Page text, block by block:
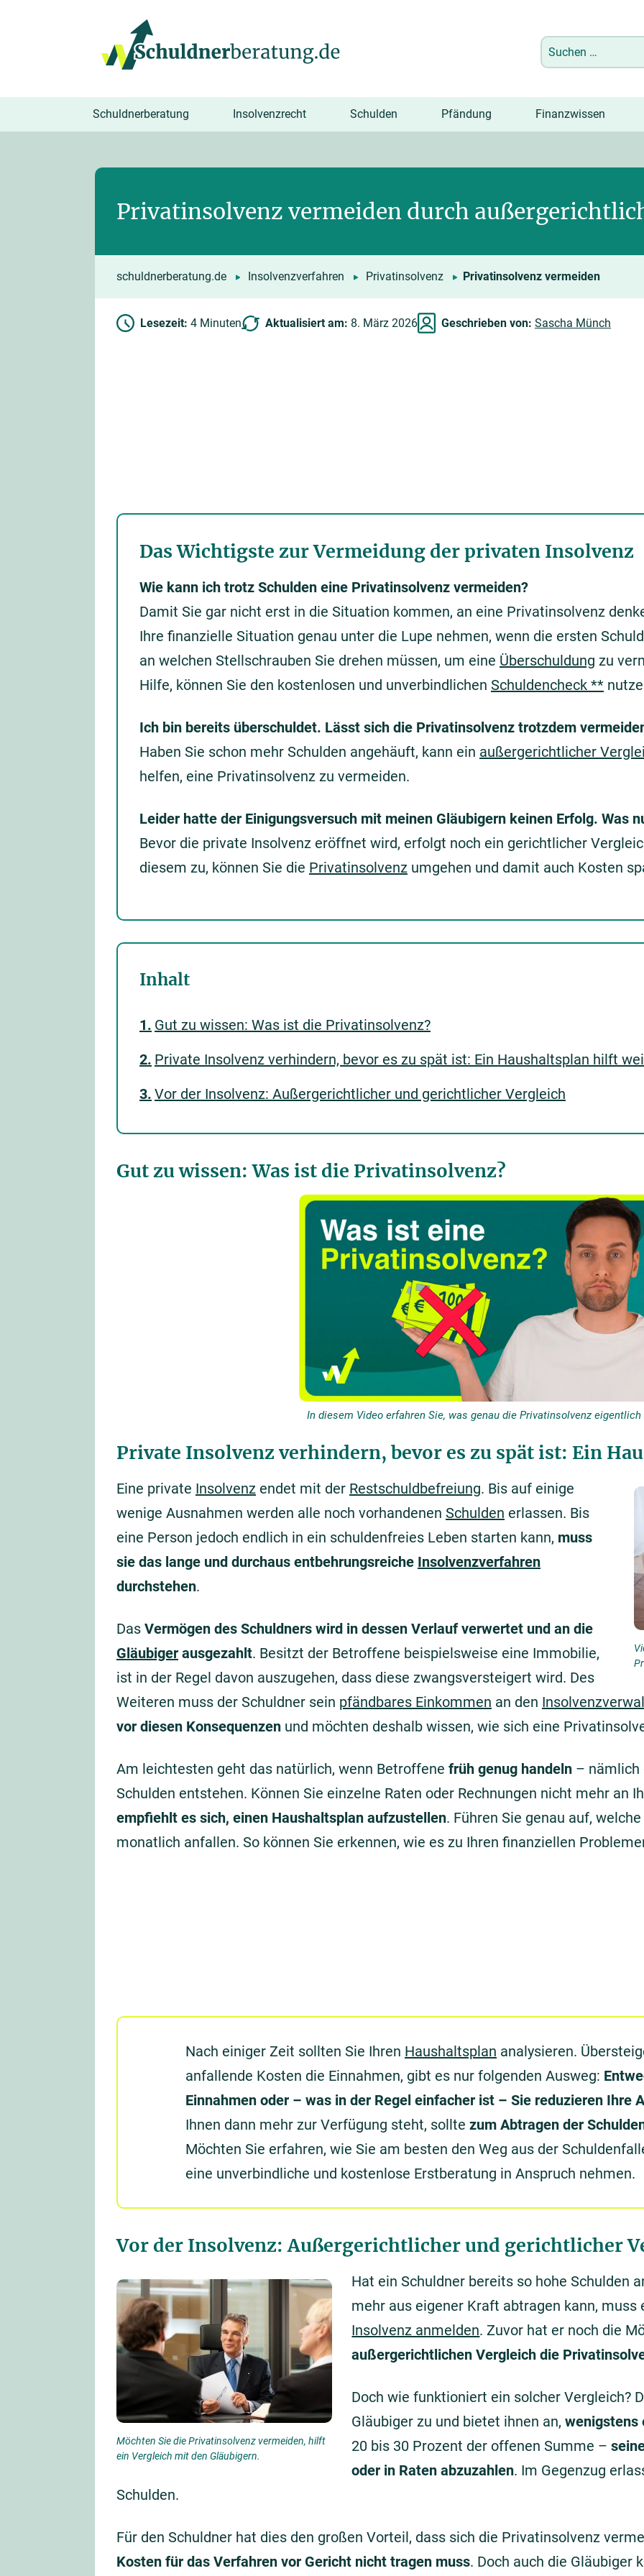
Suchen
nach:
Schuldnerberatung Insolvenzrecht Schulden Pfändung Finanzwissen
Privatinsolvenz vermeiden durch
schuldnerberatung.de Insolvenzverfahren Privatinsolvenz Privatinsolvenz vermeiden
Lesezeit: 4 Minuten Aktualisiert am: 8. März 2026 Geschrieben von: Sascha Münch
Das Wichtigste zur Vermeidung der privaten Insolvenz
Wie kann ich trotz Schulden eine Privatinsolvenz vermeiden?
Damit Sie gar nicht erst in die Situation kommen, an eine Privatinsolvenz
Ihre finanzielle Situation genau unter die Lupe nehmen, wenn die ersten
an welchen Stellschrauben Sie drehen müssen, um eine Überschuldung zu
Hilfe, können Sie den kostenlosen und unverbindlichen Schuldencheck **
Ich bin bereits überschuldet. Lässt sich die Privatinsolvenz trotzdem
Haben Sie schon mehr Schulden angehäuft, kann ein außergerichtlicher
helfen, eine Privatinsolvenz zu vermeiden.
Leider hatte der Einigungsversuch mit meinen Gläubigern keinen Erfolg. Was
Bevor die private Insolvenz eröffnet wird, erfolgt noch ein gerichtlicher
diesem zu, können Sie die Privatinsolvenz umgehen und damit auch Kosten
Inhalt
Gut zu wissen: Was ist die Privatinsolvenz?
Private Insolvenz verhindern, bevor es zu spät ist: Ein Haushaltsplan hilft
Vor der Insolvenz: Außergerichtlicher und gerichtlicher Vergleich
Gut zu wissen: Was ist die Privatinsolvenz?
In diesem Video erfahren Sie, was genau die Privatinsolvenz
Private Insolvenz verhindern, bevor es zu spät ist: Ein
Eine private Insolvenz endet mit der Restschuldbefreiung. Bis auf einige
wenige Ausnahmen werden alle noch vorhandenen Schulden erlassen. Bis
eine Person jedoch endlich in ein schuldenfreies Leben starten kann, muss
sie das lange und durchaus entbehrungsreiche Insolvenzverfahren
durchstehen.
Das Vermögen des Schuldners wird in dessen Verlauf verwertet und an die
Gläubiger ausgezahlt. Besitzt der Betroffene beispielsweise eine Immobilie,
ist in der Regel davon auszugehen, dass diese zwangsversteigert wird. Des
Weiteren muss der Schuldner sein pfändbares Einkommen an den
vor diesen Konsequenzen und möchten deshalb wissen, wie sich eine
Am leichtesten geht das natürlich, wenn Betroffene früh genug handeln – nämlich
Schulden entstehen. Können Sie einzelne Raten oder Rechnungen nicht mehr an
empfiehlt es sich, einen Haushaltsplan aufzustellen. Führen Sie genau auf,
monatlich anfallen. So können Sie erkennen, wie es zu Ihren finanziellen
Nach einiger Zeit sollten Sie Ihren Haushaltsplan analysieren.
anfallende Kosten die Einnahmen, gibt es nur folgenden Ausweg:
Einnahmen oder – was in der Regel einfacher ist – Sie reduzieren Ihre
Ihnen dann mehr zur Verfügung steht, sollte zum Abtragen der
Möchten Sie erfahren, wie Sie am besten den Weg aus der
eine unverbindliche und kostenlose Erstberatung in Anspruch nehmen.
Vor der Insolvenz: Außergerichtlicher und gerichtlicher
Möchten Sie die Privatinsolvenz vermeiden, hilft
ein Vergleich mit den Gläubigern.
Hat ein Schuldner bereits so hohe Schulden
mehr aus eigener Kraft abtragen kann,
Insolvenz anmelden. Zuvor hat er noch die
außergerichtlichen Vergleich die
Doch wie funktioniert ein solcher Vergleich?
Gläubiger zu und bietet ihnen an,wenigstens
20 bis 30 Prozent der offenen Summe –
oder in Raten abzuzahlen. Im Gegenzug
Schulden.
Für den Schuldner hat dies den großen Vorteil, dass sich die Privatinsolvenz
Kosten für das Verfahren vor Gericht nicht tragen muss. Doch auch die Gläubiger